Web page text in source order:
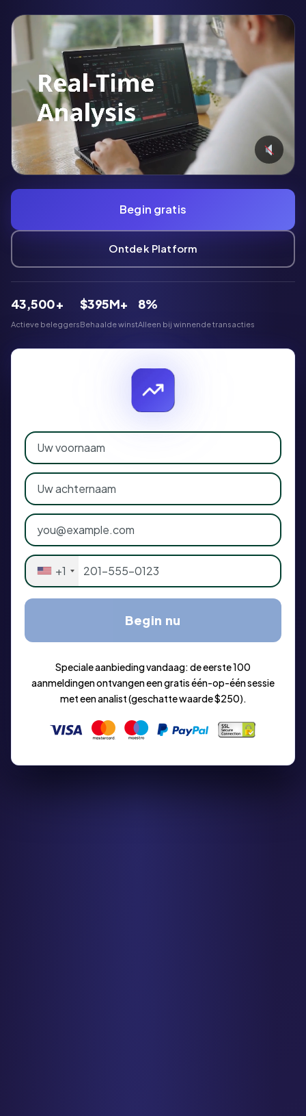
Begin gratis
Ontdek Platform
43,500+
Actieve beleggers
$395M+
Behaalde winst
8%
Alleen bij winnende transacties
+1
Begin nu
Speciale aanbieding vandaag: de eerste 100
aanmeldingen ontvangen een gratis één-op-één sessie
met een analist (geschatte waarde $250).